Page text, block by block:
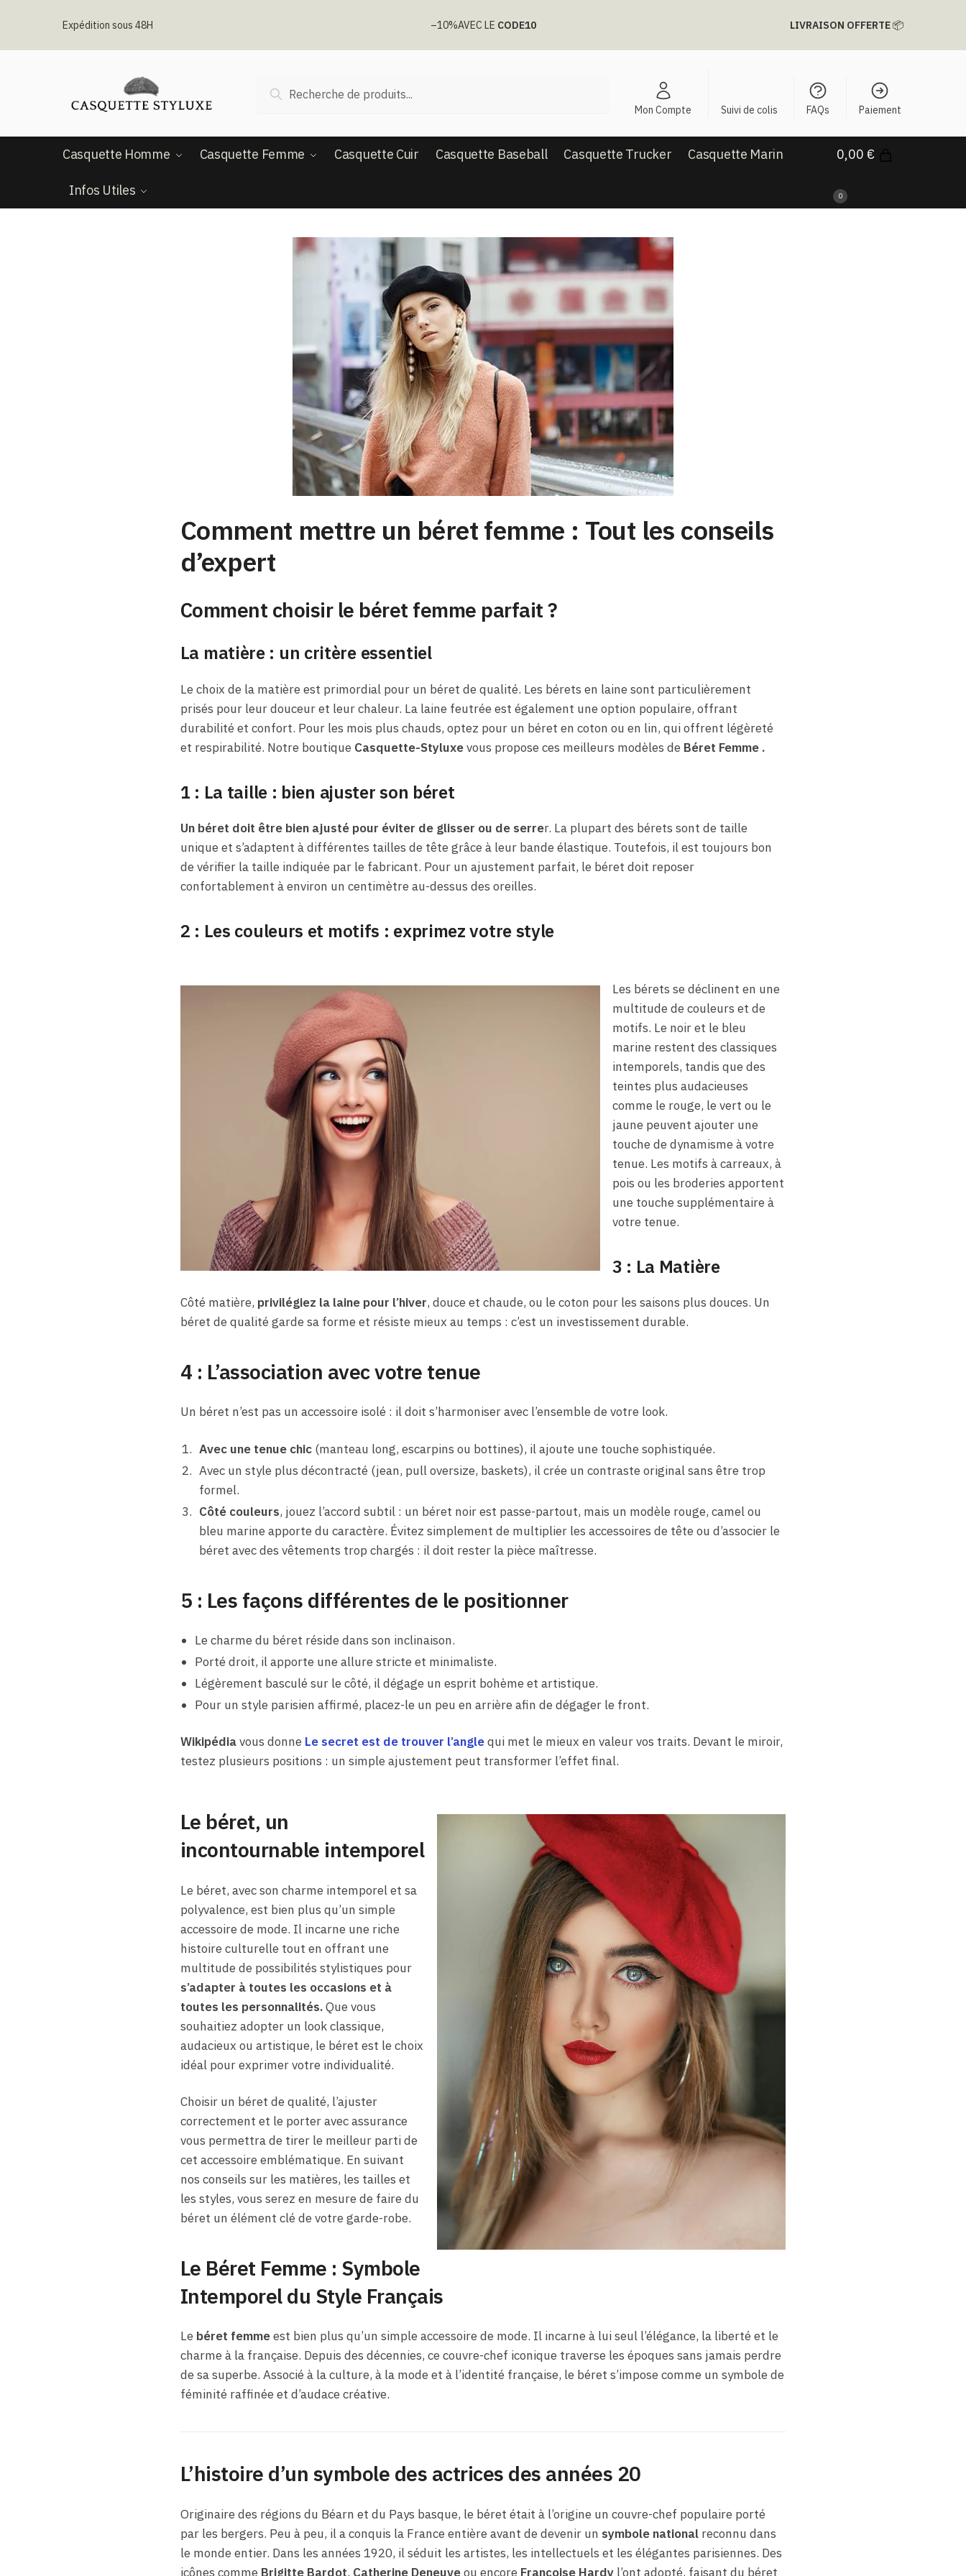
Expédition sous 48H –10%AVEC LE CODE10 LIVRAISON OFFERTE📦
pour :
Recherche
Mon Compte Suivi de colis FAQs Paiement
Casquette Homme Casquette Femme Casquette Cuir Casquette Baseball Casquette Trucker Casquette Marin
Infos Utiles
0,00 €
0
Comment mettre un béret femme : Tout les conseils
d’expert
Comment choisir le béret femme parfait ?
La matière : un critère essentiel
Le choix de la matière est primordial pour un béret de qualité. Les bérets en laine sont particulièrement
prisés pour leur douceur et leur chaleur. La laine feutrée est également une option populaire, offrant
durabilité et confort. Pour les mois plus chauds, optez pour un béret en coton ou en lin, qui offrent légèreté
et respirabilité. Notre boutique Casquette-Styluxevous propose ces meilleurs modèles de Béret Femme .
1 : La taille : bien ajuster son béret
Un béret doit être bien ajusté pour éviter de glisser ou de serrer. La plupart des bérets sont de taille
unique et s’adaptent à différentes tailles de tête grâce à leur bande élastique. Toutefois, il est toujours bon
de vérifier la taille indiquée par le fabricant. Pour un ajustement parfait, le béret doit reposer
confortablement à environ un centimètre au-dessus des oreilles.
2 : Les couleurs et motifs : exprimez votre style
Les bérets se déclinent en une
multitude de couleurs et de
motifs. Le noir et le bleu
marine restent des classiques
intemporels, tandis que des
teintes plus audacieuses
comme le rouge, le vert ou le
jaune peuvent ajouter une
touche de dynamisme à votre
tenue. Les motifs à carreaux, à
pois ou les broderies apportent
une touche supplémentaire à
votre tenue.
3 : La Matière
Côté matière, privilégiez la laine pour l’hiver, douce et chaude, ou le coton pour les saisons plus douces. Un
béret de qualité garde sa forme et résiste mieux au temps : c’est un investissement durable.
4 : L’association avec votre tenue
Un béret n’est pas un accessoire isolé : il doit s’harmoniser avec l’ensemble de votre look.
Avec une tenue chic(manteau long, escarpins ou bottines), il ajoute une touche sophistiquée.
Avec un style plus décontracté (jean, pull oversize, baskets), il crée un contraste original sans être trop
formel.
Côté couleurs, jouez l’accord subtil : un béret noir est passe-partout, mais un modèle rouge, camel ou
bleu marine apporte du caractère. Évitez simplement de multiplier les accessoires de tête ou d’associer le
béret avec des vêtements trop chargés : il doit rester la pièce maîtresse.
5 : Les façons différentes de le positionner
Le charme du béret réside dans son inclinaison.
Porté droit, il apporte une allure stricte et minimaliste.
Légèrement basculé sur le côté, il dégage un esprit bohème et artistique.
Pour un style parisien affirmé, placez-le un peu en arrière afin de dégager le front.
Wikipédiavous donne Le secret est de trouver l’anglequi met le mieux en valeur vos traits. Devant le miroir,
testez plusieurs positions : un simple ajustement peut transformer l’effet final.
Le béret, un
incontournable intemporel
Le béret, avec son charme intemporel et sa
polyvalence, est bien plus qu’un simple
accessoire de mode. Il incarne une riche
histoire culturelle tout en offrant une
multitude de possibilités stylistiques pour
s’adapter à toutes les occasions et à
toutes les personnalités.Que vous
souhaitiez adopter un look classique,
audacieux ou artistique, le béret est le choix
idéal pour exprimer votre individualité.
Choisir un béret de qualité, l’ajuster
correctement et le porter avec assurance
vous permettra de tirer le meilleur parti de
cet accessoire emblématique. En suivant
nos conseils sur les matières, les tailles et
les styles, vous serez en mesure de faire du
béret un élément clé de votre garde-robe.
Le Béret Femme : Symbole
Intemporel du Style Français
Le béret femmeest bien plus qu’un simple accessoire de mode. Il incarne à lui seul l’élégance, la liberté et le
charme à la française. Depuis des décennies, ce couvre-chef iconique traverse les époques sans jamais perdre
de sa superbe. Associé à la culture, à la mode et à l’identité française, le béret s’impose comme un symbole de
féminité raffinée et d’audace créative.
L’histoire d’un symbole des actrices des années 20
Originaire des régions du Béarn et du Pays basque, le béret était à l’origine un couvre-chef populaire porté
par les bergers. Peu à peu, il a conquis la France entière avant de devenir un symbole nationalreconnu dans
le monde entier. Dans les années 1920, il séduit les artistes, les intellectuels et les élégantes parisiennes. Des
icônes comme Brigitte Bardot, Catherine Deneuveou encore Françoise Hardyl’ont adopté, faisant du béret